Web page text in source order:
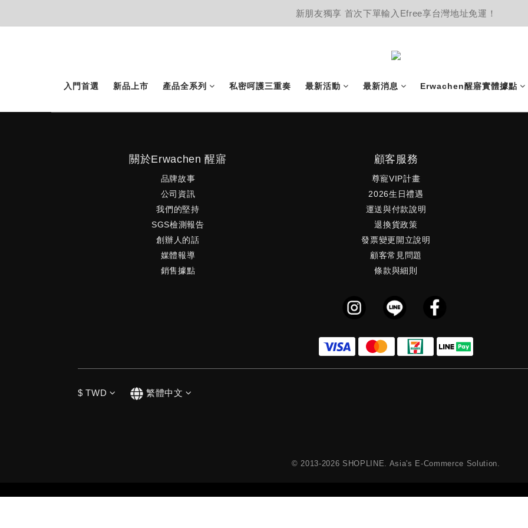
新朋友獨享 首次下單輸入Efree享台灣地址免運！
入門首選 新品上市 產品全系列 私密呵護三重奏 最新活動 最新消息 Erwachen醒寤實體據點
關於Erwachen 醒寤
品牌故事
公司資訊
我們的堅持
SGS檢測報告
創辦人的話
媒體報導
銷售據點
顧客服務
尊寵VIP計畫
2026生日禮遇
運送與付款說明
退換貨政策
發票變更開立說明
顧客常見問題
條款與細則
$ TWD 繁體中文
© 2013-2026 SHOPLINE. Asia's E-Commerce Solution.